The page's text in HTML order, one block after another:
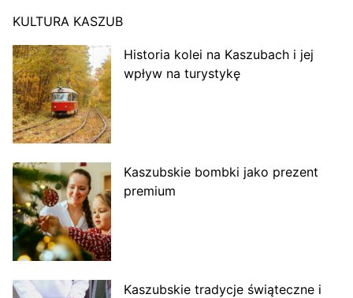
KULTURA KASZUB
Historia kolei na Kaszubach i jej
wpływ na turystykę
Kaszubskie bombki jako prezent
premium
Kaszubskie tradycje świąteczne i